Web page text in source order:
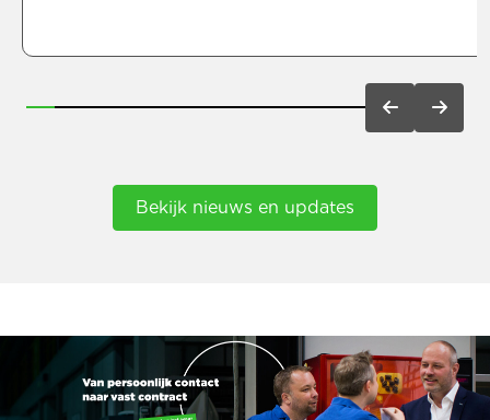
Bekijk nieuws en updates